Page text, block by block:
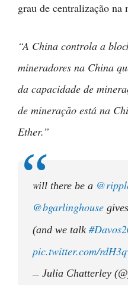
grau de centralização na
“A China controla a
mineradores na China
da capacidade de
de mineração está na
Ether.”
Will there be a
@bgarlinghouse
(and we talk
pic.twitter.com/
— Julia Chatterley